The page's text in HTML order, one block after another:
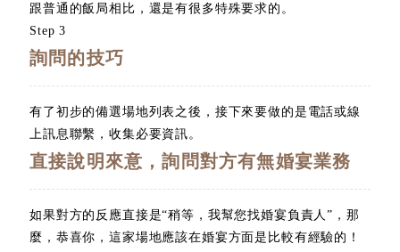
跟普通的飯局相比，還是有很多特殊要求的。
Step 3
詢問的技巧
有了初步的備選場地列表之後，接下來要做的是電話或線
上訊息聯繫，收集必要資訊。
直接說明來意，詢問對方有無婚宴業務
如果對方的反應直接是“稍等，我幫您找婚宴負責人”，那
麼，恭喜你，這家場地應該在婚宴方面是比較有經驗的！